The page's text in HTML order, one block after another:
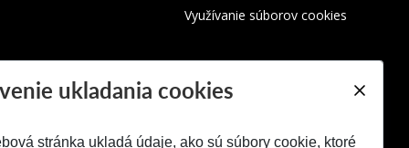
Využívanie súborov cookies
ukladania cookies
stránka ukladá údaje, ako sú súbory cookie, ktoré